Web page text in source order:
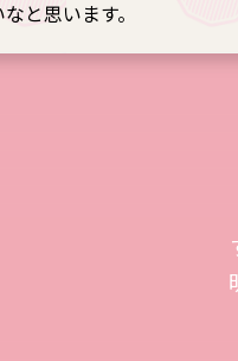
と思います。